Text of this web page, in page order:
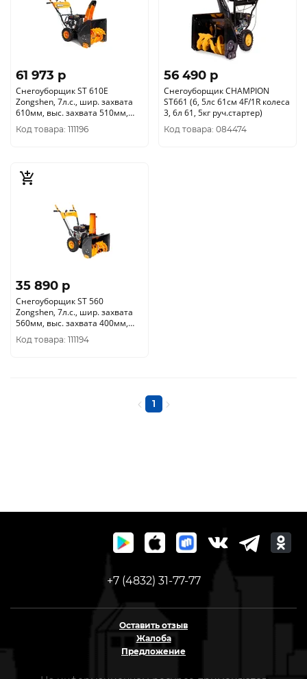
61 973 p
Снегоуборщик ST 610E
Zongshen, 7л.с., шир. захвата
610мм, выс. захвата 510мм,
стартер руч/эл. зап., передачи
6/2, колеса 13*4.10-6, рeгул.на
Код товара: 111196
56 490 p
Снегоуборщик CHAMPION
ST661 (6, 5лс 61см 4F/1R колеса
3, 6л 61, 5кг руч.стартер)
Код товара: 084474
35 890 p
Снегоуборщик ST 560
Zongshen, 7л.с., шир. захвата
560мм, выс. захвата 400мм,
стартер ручной , передачи 4/1,
колеса 13*4.10-6, рeгул. руч.
Код товара: 111194
1
+7 (4832) 31-77-77
Оставить отзыв
Жалоба
Предложение